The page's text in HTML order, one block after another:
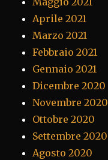
Aprile 2021
Marzo 2021
Febbraio 2021
Gennaio 2021
Dicembre 2020
Novembre 2020
Ottobre 2020
Settembre 2020
Agosto 2020